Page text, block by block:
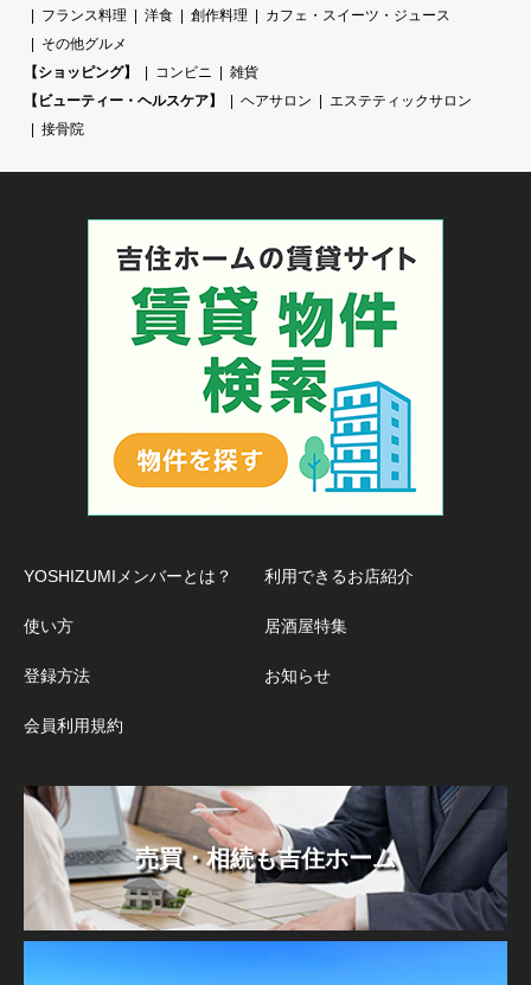
フランス料理
洋食 創作料理
カフェ・スイーツ・ジュース
その他グルメ
【ショッピング】
コンビニ
雑貨
【ビューティー・ヘルスケア】
ヘアサロン
エステティックサロン
接骨院
YOSHIZUMIメンバーとは？
使い方
登録方法
会員利用規約
利用できるお店紹介
居酒屋特集
お知らせ
売買・相続も吉住ホーム